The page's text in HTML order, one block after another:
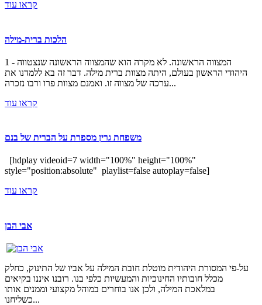
קראו עוד
הלכות ברית-מילה
1 - המצווה הראשונה. לא מקרה הוא שהמצווה הראשונה שנצטווה
היהודי הראשון בעולם, היתה מצוות ברית מילה. דבר זה בא ללמדנו את
ערכה של מצווה זו. ואמנם מצוות פרו ורבו נזכרה...
קראו עוד
משפחת גרין מספרת על הברית של בנם
[hdplay videoid=7 width="100%" height="100%"
style="position:absolute" playlist=false autoplay=false]
קראו עוד
אבי הבן
על-פי המסורת היהודית מוטלת חובת המילה על אביו של התינוק, כחלק
מכלל חובותיו החינוכיות והמעשיות כלפי בנו. רובנו איננו בקיאים
במלאכת המילה, ולכן אנו בוחרים במוהל מקצועי וממנים אותו
כשליחנו...